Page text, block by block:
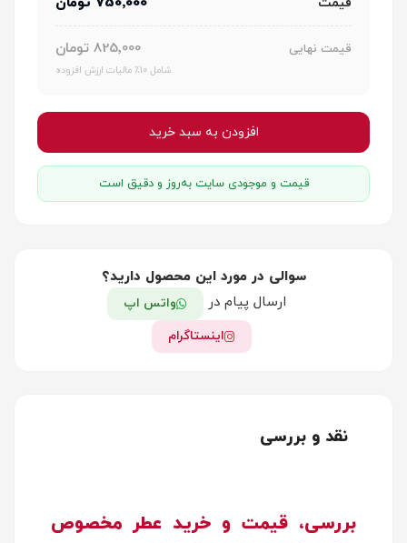
قیمت نهایی 825٬000 تومان
شامل 10٪ مالیات ارزش افزوده
افزودن به سبد خرید
قیمت و موجودی سایت به‌روز و دقیق است
سوالی در مورد این محصول دارید؟
ارسال پیام در
واتس اپ
اینستاگرام
نقد و بررسی
بررسی، قیمت و خرید عطر مخصوص